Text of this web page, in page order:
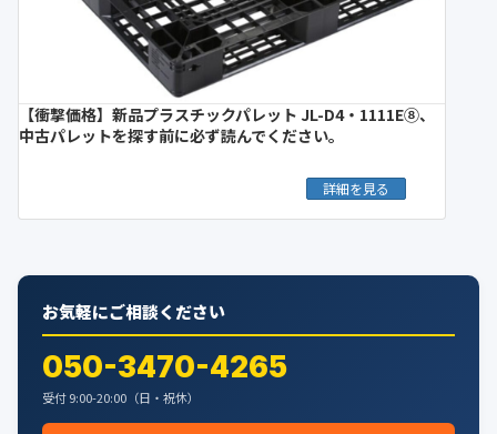
【衝撃価格】新品プラスチックパレット JL-D4・1111E⑧、
中古パレットを探す前に必ず読んでください。
詳細を見る
お気軽にご相談ください
050-3470-4265
受付 9:00-20:00（日・祝休）